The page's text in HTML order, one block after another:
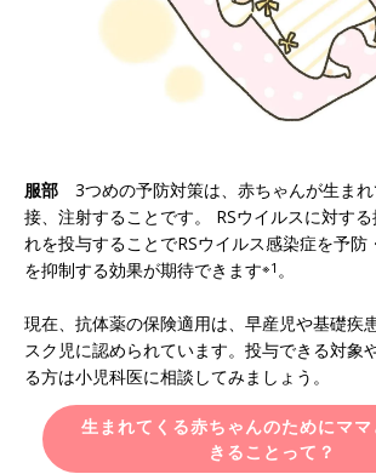
服部 3つめの予防対策は、赤ちゃんが生ま
接、注射することです。 RSウイルスに対す
れを投与することでRSウイルス感染症を予防
を抑制する効果が期待できます※1 。
現在、抗体薬の保険適用は、早産児や基礎疾
スク児に認められています。投与できる対象
る方は小児科医に相談してみましょう。
生まれてくる赤ちゃんのためにマ
きることって？